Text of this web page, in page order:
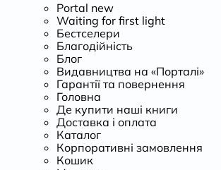
Portal new
Waiting for first light
Бестселери
Благодійність
Блог
Видавництва на «Порталі»
Гарантії та повернення
Головна
Де купити наші книги
Доставка і оплата
Каталог
Корпоративні замовлення
Кошик